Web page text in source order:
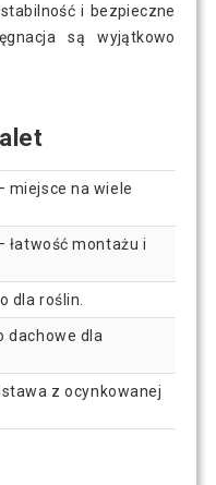
i bezpieczne
są wyjątkowo
miejsce na wiele
łatwość montażu i
dla roślin.
dachowe dla
z ocynkowanej